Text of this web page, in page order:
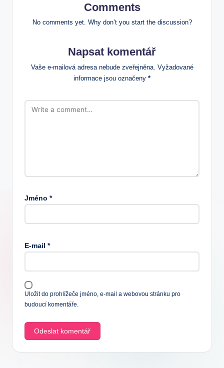
Comments
No comments yet. Why don’t you start the discussion?
Napsat komentář
Vaše e-mailová adresa nebude zveřejněna. Vyžadované
informace jsou označeny *
Jméno *
E-mail *
Uložit do prohlížeče jméno, e-mail a webovou stránku pro
budoucí komentáře.